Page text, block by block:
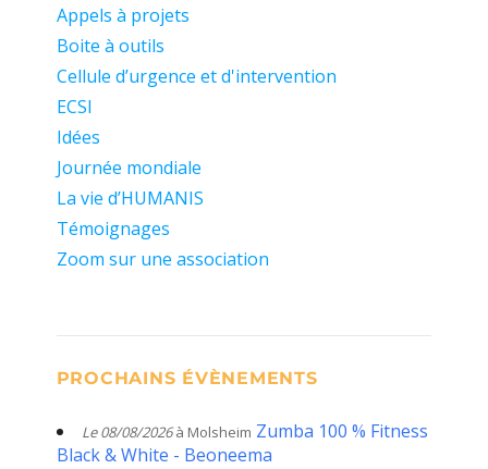
Appels à projets
Boite à outils
Cellule d’urgence et d'intervention
ECSI
Idées
Journée mondiale
La vie d’HUMANIS
Témoignages
Zoom sur une association
PROCHAINS ÉVÈNEMENTS
Le 08/08/2026à Molsheim Zumba 100 % Fitness
Black & White - Beoneema